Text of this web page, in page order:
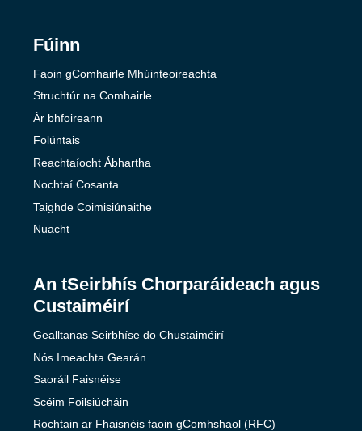
Fúinn
Faoin gComhairle Mhúinteoireachta
Struchtúr na Comhairle
Ár bhfoireann
Folúntais
Reachtaíocht Ábhartha
Nochtaí Cosanta
Taighde Coimisiúnaithe
Nuacht
An tSeirbhís Chorparáideach agus
Custaiméirí
Gealltanas Seirbhíse do Chustaiméirí
Nós Imeachta Gearán
Saoráil Faisnéise
Scéim Foilsiúcháin
Rochtain ar Fhaisnéis faoin gComhshaol (RFC)